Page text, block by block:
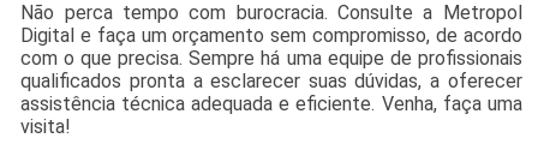
Não perca tempo com burocracia. Consulte a Metropol
Digital e faça um orçamento sem compromisso, de acordo
com o que precisa. Sempre há uma equipe de profissionais
qualificados pronta a esclarecer suas dúvidas, a oferecer
assistência técnica adequada e eficiente. Venha, faça uma
visita!